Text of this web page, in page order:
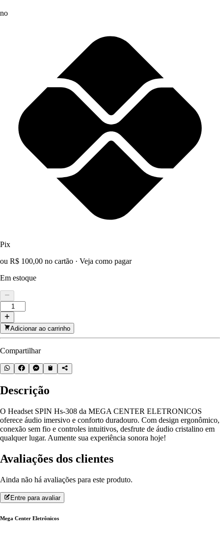
no
Pix
ou R$ 100,00 no cartão · Veja como pagar
Em estoque
Adicionar ao carrinho
Compartilhar
Descrição
O Headset SPIN Hs-308 da MEGA CENTER ELETRONICOS
oferece áudio imersivo e conforto duradouro. Com design ergonômico,
conexão sem fio e controles intuitivos, desfrute de áudio cristalino em
qualquer lugar. Aumente sua experiência sonora hoje!
Avaliações dos clientes
Ainda não há avaliações para este produto.
Entre para avaliar
Mega Center Eletrônicos